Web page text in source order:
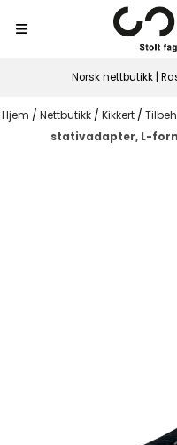
Norsk nettbutikk |
Hjem / Nettbutikk / Kikkert /
stativadapter, L-